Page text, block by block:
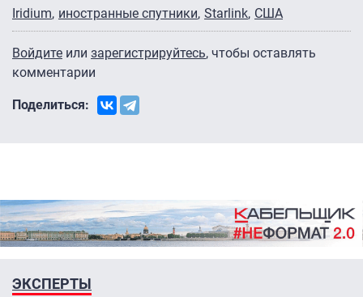
Iridium иностранные спутники Starlink США
Войдите или зарегистрируйтесь, чтобы оставлять
комментарии
Поделиться:
ЭКСПЕРТЫ